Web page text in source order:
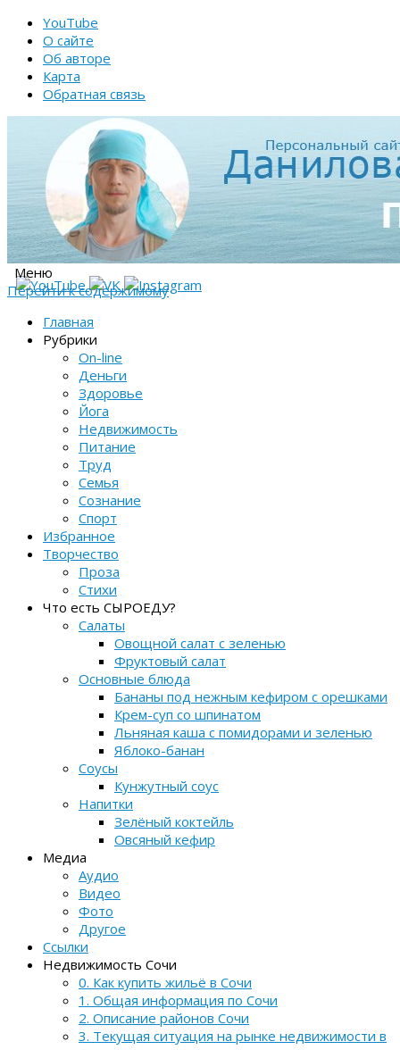
YouTube
О сайте
Об авторе
Карта
Обратная связь
Меню
Перейти к содержимому
Главная
Рубрики
On-line
Деньги
Здоровье
Йога
Недвижимость
Питание
Труд
Семья
Сознание
Спорт
Избранное
Творчество
Проза
Стихи
Что есть СЫРОЕДУ?
Салаты
Овощной салат с зеленью
Фруктовый салат
Основные блюда
Бананы под нежным кефиром с орешками
Крем-суп со шпинатом
Льняная каша с помидорами и зеленью
Яблоко-банан
Соусы
Кунжутный соус
Напитки
Зелёный коктейль
Овсяный кефир
Медиа
Аудио
Видео
Фото
Другое
Ссылки
Недвижимость Сочи
0. Как купить жильё в Сочи
1. Общая информация по Сочи
2. Описание районов Сочи
3. Текущая ситуация на рынке недвижимости в